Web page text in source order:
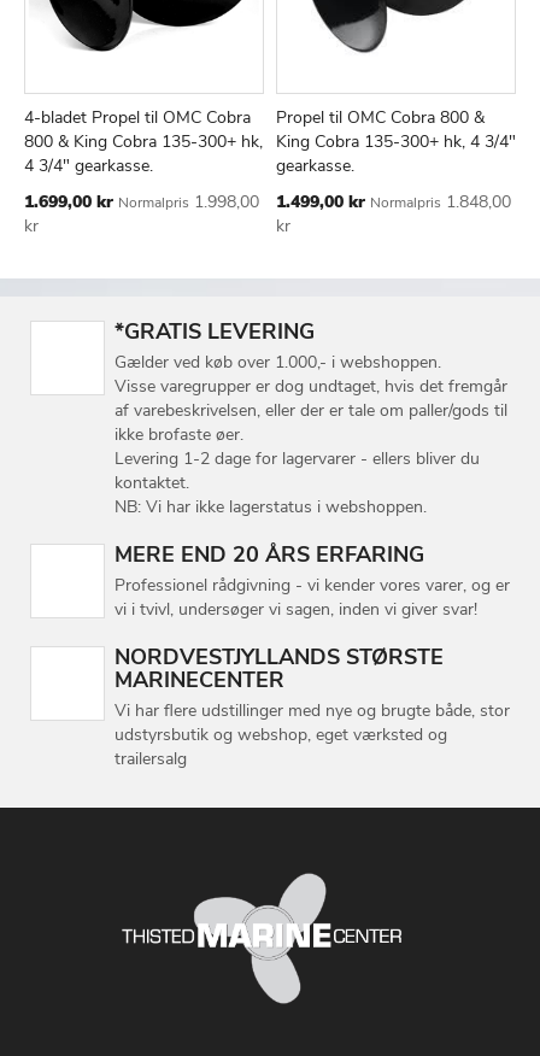
Læg i kurv
TILFØJ
LISTE
SAMMENLIGN
4-bladet Propel til OMC Cobra
800 & King Cobra 135-300+ hk,
4 3/4" gearkasse.
Tilbudspris
1.699,00 kr Normalpris 1.998,00
kr
Læg i kurv
TILFØJ
LISTE
Propel til OMC Cobra 800 &
King Cobra 135-300+ hk, 4 3/4"
gearkasse.
Tilbudspris
1.499,00 kr Normalpris 1.848,00
kr
*GRATIS LEVERING
Gælder ved køb over 1.000,- i webshoppen.
Visse varegrupper er dog undtaget, hvis det fremgår
af varebeskrivelsen, eller der er tale om paller/gods til
ikke brofaste øer.
Levering 1-2 dage for lagervarer - ellers bliver du
kontaktet.
NB: Vi har ikke lagerstatus i webshoppen.
MERE END 20 ÅRS ERFARING
Professionel rådgivning - vi kender vores varer, og er
vi i tvivl, undersøger vi sagen, inden vi giver svar!
NORDVESTJYLLANDS STØRSTE
MARINECENTER
Vi har flere udstillinger med nye og brugte både, stor
udstyrsbutik og webshop, eget værksted og
trailersalg